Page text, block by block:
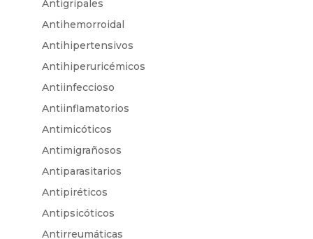
Antigripales
Antihemorroidal
Antihipertensivos
Antihiperuricémicos
Antiinfeccioso
Antiinflamatorios
Antimicóticos
Antimigrañosos
Antiparasitarios
Antipiréticos
Antipsicóticos
Antirreumáticas